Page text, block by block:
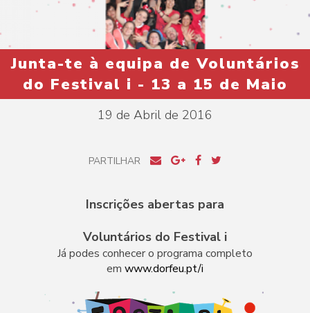
Junta-te à equipa de Voluntários
do Festival i - 13 a 15 de Maio
19 de Abril de 2016
PARTILHAR
Inscrições abertas para
Voluntários do Festival i
Já podes conhecer o programa completo
em www.dorfeu.pt/i